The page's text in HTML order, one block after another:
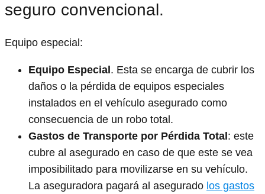
seguro convencional.
Equipo especial:
Equipo Especial . Esta se encarga de cubrir los
daños o la pérdida de equipos especiales
instalados en el vehículo asegurado como
consecuencia de un robo total.
Gastos de Transporte por Pérdida Total : este
cubre al asegurado en caso de que este se vea
imposibilitado para movilizarse en su vehículo.
La aseguradora pagará al asegurado los gastos